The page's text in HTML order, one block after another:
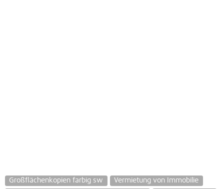
Großflächenkopien farbig sw
Vermietung von Immobilie